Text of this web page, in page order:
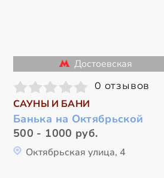
Достоевская
0 отзывов
САУНЫ И БАНИ
Банька на Октябрьской
500 - 1000 руб.
Октябрьская улица, 4